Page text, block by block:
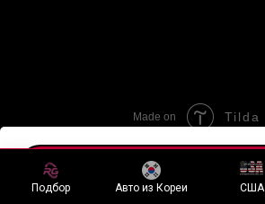
Подбор Авто из Кореи США
Хочу подобный лот
Made on Tilda